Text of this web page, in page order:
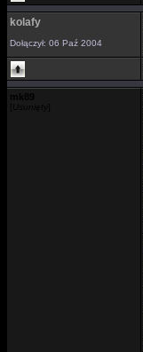
kolafy
Dołączył: 06 Paź 2004
mk89